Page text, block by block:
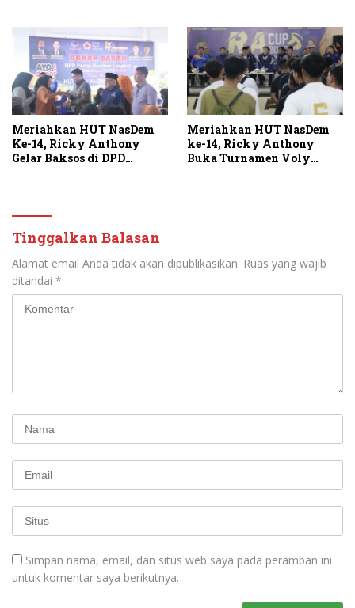
Meriahkan HUT NasDem
Ke-14, Ricky Anthony
Gelar Baksos di DPD
Meriahkan HUT NasDem
ke-14, Ricky Anthony
Buka Turnamen Voly
Tinggalkan Balasan
Alamat email Anda tidak akan dipublikasikan. Ruas yang wajib
ditandai *
Simpan nama, email, dan situs web saya pada peramban ini
untuk komentar saya berikutnya.